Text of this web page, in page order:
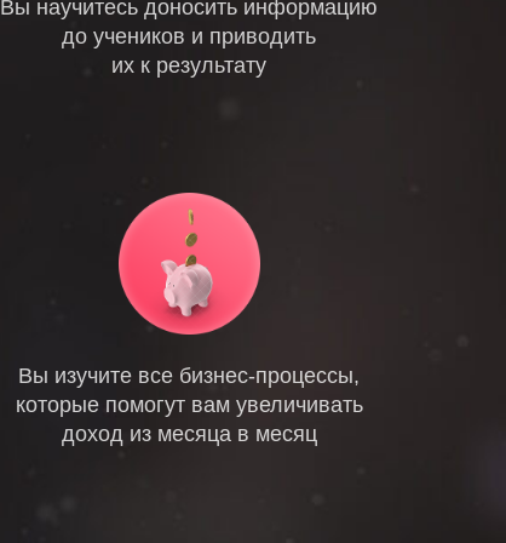
Вы научитесь доносить информацию
до учеников и приводить
их к результату
Вы изучите все бизнес-процессы,
которые помогут вам увеличивать
доход из месяца в месяц